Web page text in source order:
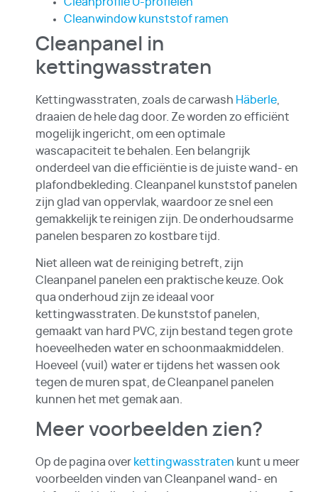
Cleanwindow kunststof ramen
Cleanpanel in
kettingwasstraten
Kettingwasstraten, zoals de carwash Häberle
draaien de hele dag door. Ze worden zo efficiënt
mogelijk ingericht, om een optimale
wascapaciteit te behalen. Een belangrijk
onderdeel van die efficiëntie is de juiste wand- en
plafondbekleding. Cleanpanel kunststof panelen
zijn glad van oppervlak, waardoor ze snel een
gemakkelijk te reinigen zijn. De onderhoudsarme
panelen besparen zo kostbare tijd.
Niet alleen wat de reiniging betreft, zijn
Cleanpanel panelen een praktische keuze. Ook
qua onderhoud zijn ze ideaal voor
kettingwasstraten. De kunststof panelen,
gemaakt van hard PVC, zijn bestand tegen grote
hoeveelheden water en schoonmaakmiddelen.
Hoeveel (vuil) water er tijdens het wassen ook
tegen de muren spat, de Cleanpanel panelen
kunnen het met gemak aan.
Meer voorbeelden zien?
Op de pagina over kettingwasstraten kunt u meer
voorbeelden vinden van Cleanpanel wand- en